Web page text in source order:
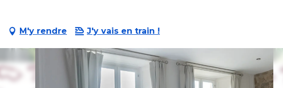
M'y rendre J'y vais en train !